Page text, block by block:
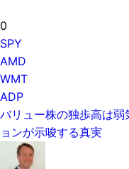
0
SPY
AMD
WMT
ADP
バリュー株の独歩高は
ョンが示唆する真実